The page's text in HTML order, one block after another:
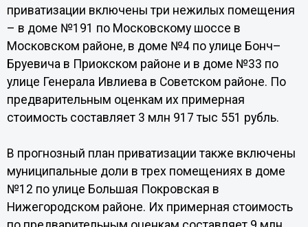
приватизации включены три нежилых помещения
– в доме №191 по Московскому шоссе в
Московском районе, в доме №4 по улице Бонч–
Бруевича в Приокском районе и в доме №33 по
улице Генерала Ивлиева в Советском районе. По
предварительным оценкам их примерная
стоимость составляет 3 млн 917 тыс 551 рубль.
В прогнозный план приватизации также включены
муниципальные доли в трех помещениях в доме
№12 по улице Большая Покровская в
Нижегородском районе. Их примерная стоимость